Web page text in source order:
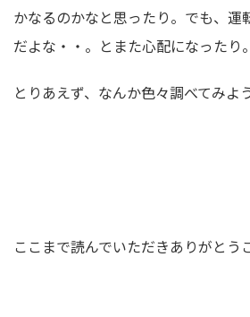
かなるのかなと思ったり。でも、運
だよな・・。とまた心配になったり。
とりあえず、なんか色々調べてみよ
ここまで読んでいただきありがとう